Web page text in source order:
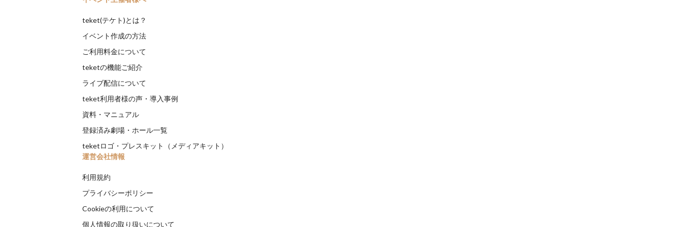
teket(テケト)とは？
イベント作成の方法
ご利用料金について
teketの機能ご紹介
ライブ配信について
teket利用者様の声・導入事例
資料・マニュアル
登録済み劇場・ホール一覧
teketロゴ・プレスキット（メディアキット）
運営会社情報
利用規約
プライバシーポリシー
Cookieの利用について
個人情報の取り扱いについて